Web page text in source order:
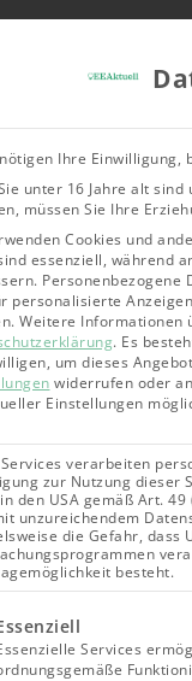
die maximale
Ihre Einwilligung,
unter 16 Jahre alt
müssen Sie Ihre
Cookies und
essenziell, während
Personenbezogene
personalisierte
Weitere Informationen
. Es
um dieses
widerrufen oder
Einstellungen
verarbeiten
zur Nutzung dieser
den USA gemäß Art.
unzureichendem
die Gefahr, dass
besteht.
eine Liste der
Services